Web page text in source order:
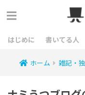
はじめに 書いてる人
ホーム 雑記・